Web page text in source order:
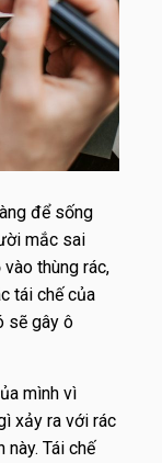
để sống
mắc sai
thùng rác,
tái chế của
sẽ gây ô
mình vì
xảy ra với rác
này. Tái chế